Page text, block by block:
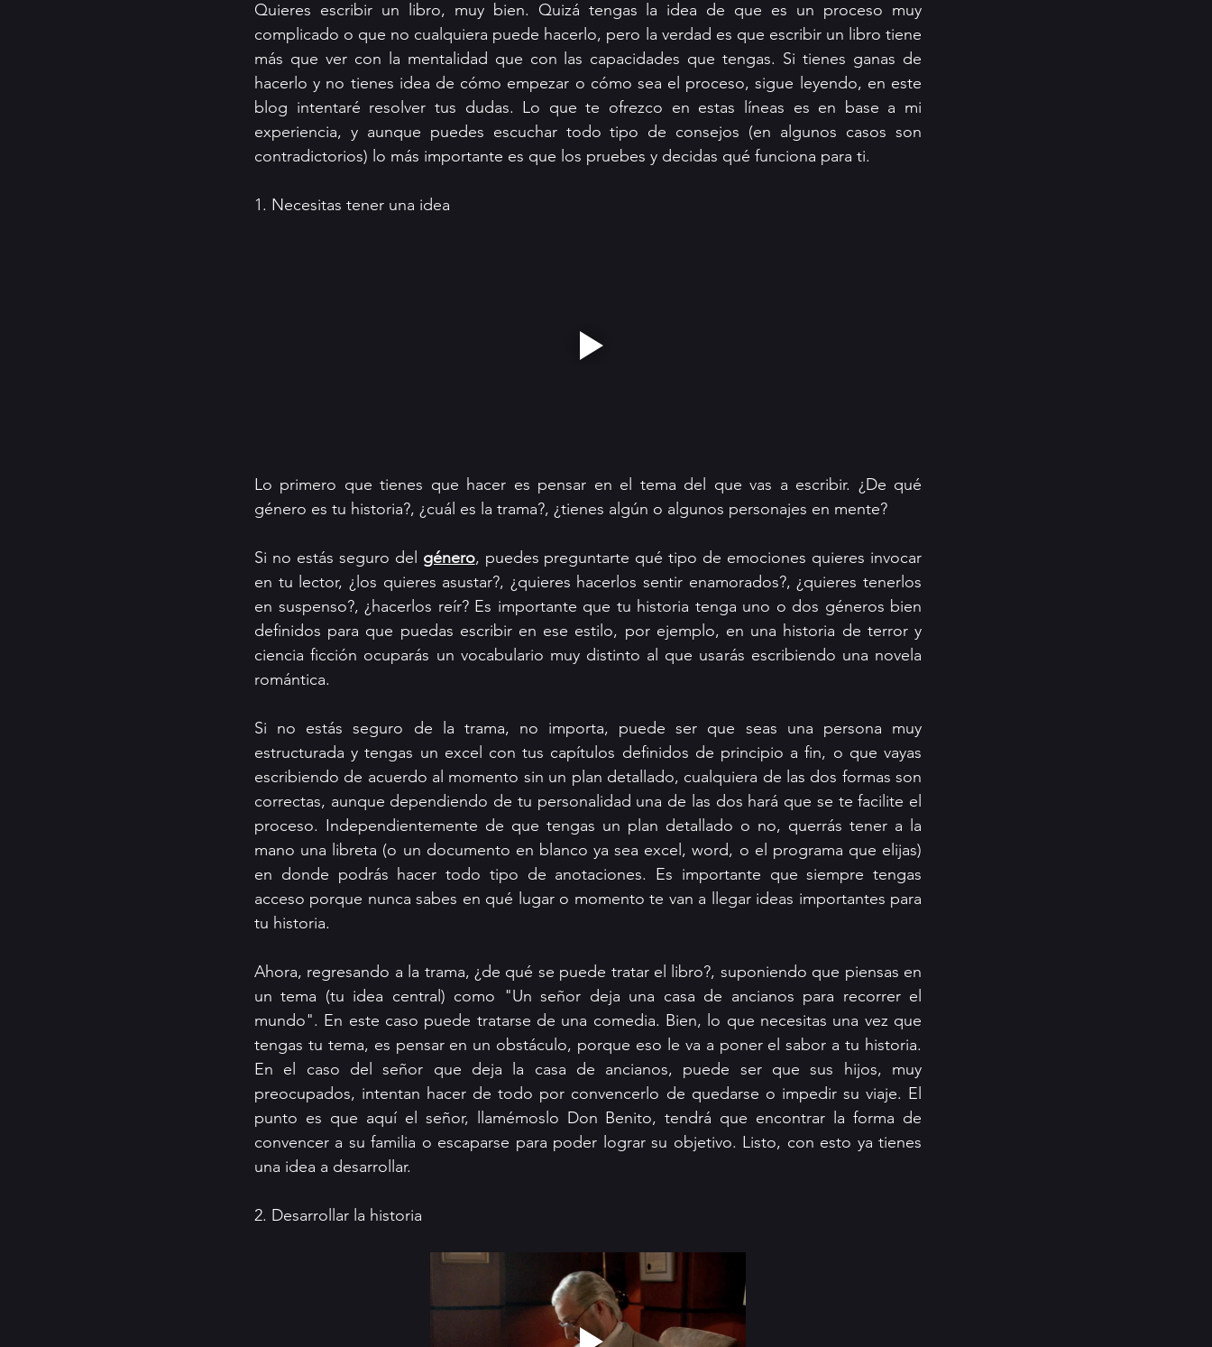
Quieres escribir un libro, muy bien. Quizá tengas la idea de que es un proceso muy
complicado o que no cualquiera puede hacerlo, pero la verdad es que escribir un libro tiene
más que ver con la mentalidad que con las capacidades que tengas. Si tienes ganas de
hacerlo y no tienes idea de cómo empezar o cómo sea el proceso, sigue leyendo, en este
blog intentaré resolver tus dudas. Lo que te ofrezco en estas líneas es en base a mi
experiencia, y aunque puedes escuchar todo tipo de consejos (en algunos casos son
contradictorios) lo más importante es que los pruebes y decidas qué funciona para ti.
1. Necesitas tener una idea
Lo primero que tienes que hacer es pensar en el tema del que vas a escribir. ¿De qué
género es tu historia?, ¿cuál es la trama?, ¿tienes algún o algunos personajes en mente?
Si no estás seguro del género, puedes preguntarte qué tipo de emociones quieres invocar
en tu lector, ¿los quieres asustar?, ¿quieres hacerlos sentir enamorados?, ¿quieres tenerlos
en suspenso?, ¿hacerlos reír? Es importante que tu historia tenga uno o dos géneros bien
definidos para que puedas escribir en ese estilo, por ejemplo, en una historia de terror y
ciencia ficción ocuparás un vocabulario muy distinto al que usarás escribiendo una novela
romántica.
Si no estás seguro de la trama, no importa, puede ser que seas una persona muy
estructurada y tengas un excel con tus capítulos definidos de principio a fin, o que vayas
escribiendo de acuerdo al momento sin un plan detallado, cualquiera de las dos formas son
correctas, aunque dependiendo de tu personalidad una de las dos hará que se te facilite el
proceso. Independientemente de que tengas un plan detallado o no, querrás tener a la
mano una libreta (o un documento en blanco ya sea excel, word, o el programa que elijas)
en donde podrás hacer todo tipo de anotaciones. Es importante que siempre tengas
acceso porque nunca sabes en qué lugar o momento te van a llegar ideas importantes para
tu historia.
Ahora, regresando a la trama, ¿de qué se puede tratar el libro?, suponiendo que piensas en
un tema (tu idea central) como "Un señor deja una casa de ancianos para recorrer el
mundo". En este caso puede tratarse de una comedia. Bien, lo que necesitas una vez que
tengas tu tema, es pensar en un obstáculo, porque eso le va a poner el sabor a tu historia.
En el caso del señor que deja la casa de ancianos, puede ser que sus hijos, muy
preocupados, intentan hacer de todo por convencerlo de quedarse o impedir su viaje. El
punto es que aquí el señor, llamémoslo Don Benito, tendrá que encontrar la forma de
convencer a su familia o escaparse para poder lograr su objetivo. Listo, con esto ya tienes
una idea a desarrollar.
2. Desarrollar la historia